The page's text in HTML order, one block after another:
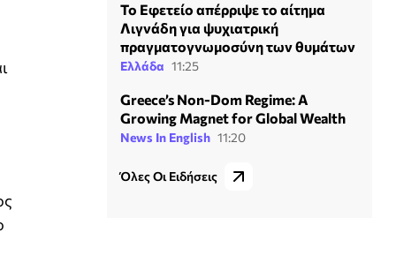
Το Εφετείο απέρριψε το αίτημα
Λιγνάδη για ψυχιατρική
πραγματογνωμοσύνη των θυμάτων
Ελλάδα 11:25
Greece’s Non-Dom Regime: A
Growing Magnet for Global Wealth
News In English 11:20
Όλες Οι Ειδήσεις